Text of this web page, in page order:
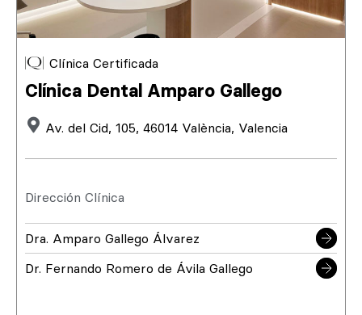
Clínica Certificada
Clínica Dental Amparo Gallego
Av. del Cid, 105, 46014 València, Valencia
Dirección Clínica
Dra. Amparo Gallego Álvarez
Dr. Fernando Romero de Ávila Gallego